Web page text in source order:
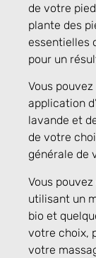
de votre
plante des
essentielles
pour un
Vous
application
lavande et
de votre
générale de
Vous
utilisant un
bio et
votre choix,
votre